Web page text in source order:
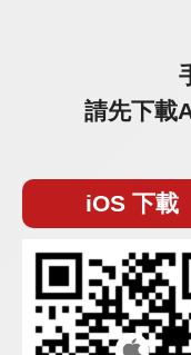
請先下載
iOS 下載